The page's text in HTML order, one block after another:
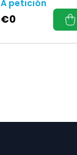
A petición
€0